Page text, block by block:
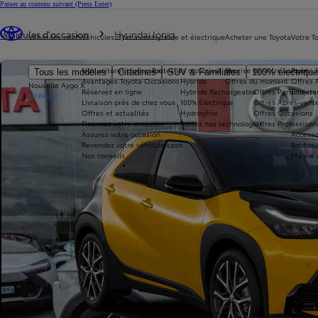
Passer au contenu suivant (Press Enter)
Véhicules neufs
Tous les modèles Citadines SUV & Familiales 100%
Nouvelle Aygo X
HYBRIDE
Véhicules d'occasion
Nos voitures d'occasion
Avantages Toyota Occasions
Réservez en ligne
Livraison près de chez vous
Offres et actualités
Financez votre occasion
Assurez votre occasion
Revendez votre véhicule cash
Nos conseils
Hybride et électrique
Toutes les motorisations
Hybride
Hybride Rechargeable
100% Électrique
Hydrogène
Toutes nos technologies
Acheter une Toyota
Reprise de votre voiture
Offres du moment
Offres Particuliers
Offres Après-
Offres Occasions
Offres
Votre
Toyota
Offres
Ma vie
Véhicules d'occasion Hyundai Ioniq